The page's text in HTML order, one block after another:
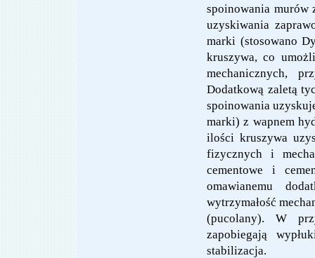
spoinowania murów
uzyskiwania
marki (stosowano
kruszywa, co
mechanicznych,
Dodatkową zaletą
spoinowania
marki) z wapnem
ilości kruszywa
fizycznych i
cementowe i
omawianemu
wytrzymałość
(pucolany). W
zapobiegają
stabilizacja.